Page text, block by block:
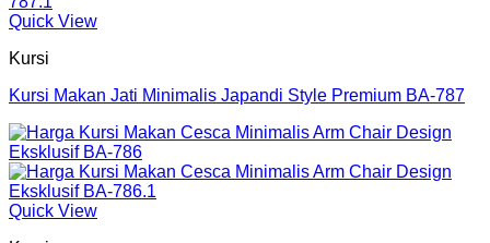
Quick View
Kursi
Kursi Makan Jati Minimalis Japandi Style Premium BA-787
Quick View